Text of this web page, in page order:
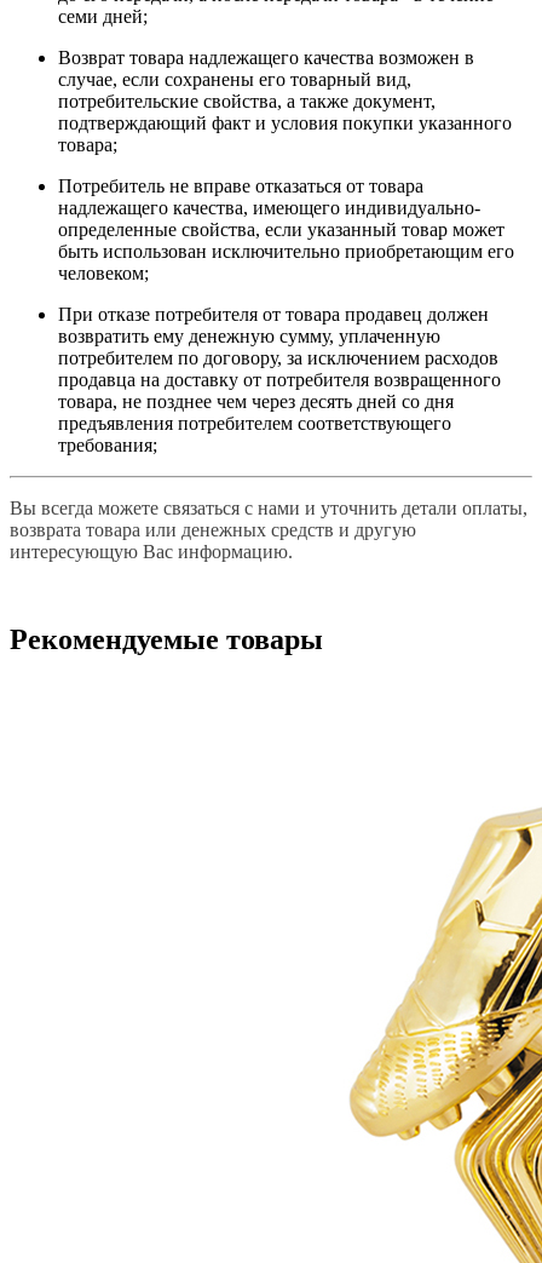
семи дней;
Возврат товара надлежащего качества возможен в
случае, если сохранены его товарный вид,
потребительские свойства, а также документ,
подтверждающий факт и условия покупки указанного
товара;
Потребитель не вправе отказаться от товара
надлежащего качества, имеющего индивидуально-
определенные свойства, если указанный товар может
быть использован исключительно приобретающим его
человеком;
При отказе потребителя от товара продавец должен
возвратить ему денежную сумму, уплаченную
потребителем по договору, за исключением расходов
продавца на доставку от потребителя возвращенного
товара, не позднее чем через десять дней со дня
предъявления потребителем соответствующего
требования;
Вы всегда можете связаться с нами и уточнить детали оплаты,
возврата товара или денежных средств и другую
интересующую Вас информацию.
Рекомендуемые товары